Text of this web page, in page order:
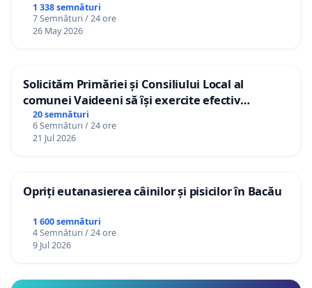
1 338 semnături
7 Semnături / 24 ore
26 May 2026
Solicităm Primăriei și Consiliului Local al
comunei Vaideeni să își exercite efectiv
atribuțiile legale și să reprezinte interesele
cetățenilor în raport cu APAVIL S.A, operatorul
serviciului de apă!
20 semnături
6 Semnături / 24 ore
21 Jul 2026
Opriți eutanasierea câinilor și pisicilor în Bacău
1 600 semnături
4 Semnături / 24 ore
9 Jul 2026